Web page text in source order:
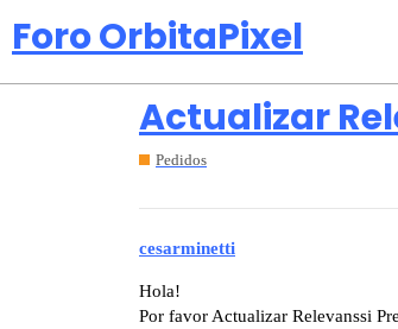
Foro OrbitaPixel
Actualizar
Pedidos
cesarminetti
Hola!
Por favor Actualizar Relevanssi